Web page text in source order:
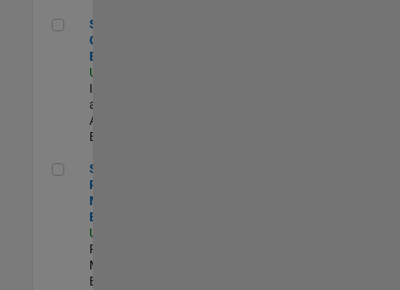
Senior Observability Engineer
Senior
Observability
Engineer
US-MA-Natick
Infrastructure
and
Architecture |
Experimentado
Senior Product Marketing Engineer
Senior
Product
Marketing
Engineer
US-MA-Natick
Product
Marketing |
Experimentado